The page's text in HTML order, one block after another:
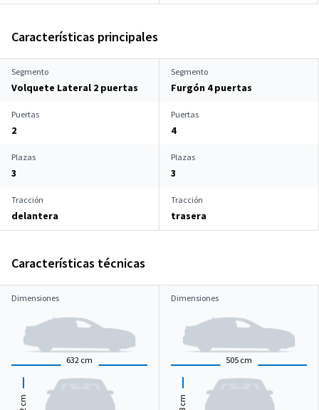
Características principales
Segmento
Volquete Lateral 2 puertas
Segmento
Furgón 4 puertas
Puertas
2
Puertas
4
Plazas
3
Plazas
3
Tracción
delantera
Tracción
trasera
Características técnicas
Dimensiones
632 cm
cm
Dimensiones
505 cm
cm